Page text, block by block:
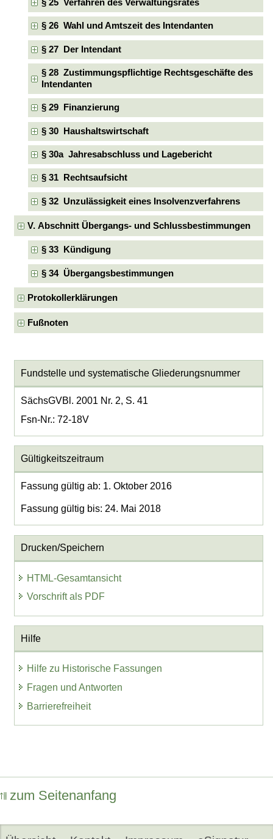
§ 25 Verfahren des Verwaltungsrates
§ 26 Wahl und Amtszeit des Intendanten
§ 27 Der Intendant
§ 28 Zustimmungspflichtige Rechtsgeschäfte des
Intendanten
§ 29 Finanzierung
§ 30 Haushaltswirtschaft
§ 30a Jahresabschluss und Lagebericht
§ 31 Rechtsaufsicht
§ 32 Unzulässigkeit eines Insolvenzverfahrens
V. Abschnitt Übergangs- und Schlussbestimmungen
§ 33 Kündigung
§ 34 Übergangsbestimmungen
Protokollerklärungen
Fußnoten
Fundstelle und systematische Gliederungsnummer
SächsGVBl. 2001 Nr. 2, S. 41
Fsn-Nr.: 72-18V
Gültigkeitszeitraum
Fassung gültig ab: 1. Oktober 2016
Fassung gültig bis: 24. Mai 2018
Drucken/Speichern
HTML-Gesamtansicht
Vorschrift als PDF
Hilfe
Hilfe zu Historische Fassungen
Fragen und Antworten
Barrierefreiheit
zum Seitenanfang